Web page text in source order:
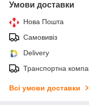
Умови доставки
Нова Пошта
Самовивіз
Delivery
Транспортна
Всі умови доставки